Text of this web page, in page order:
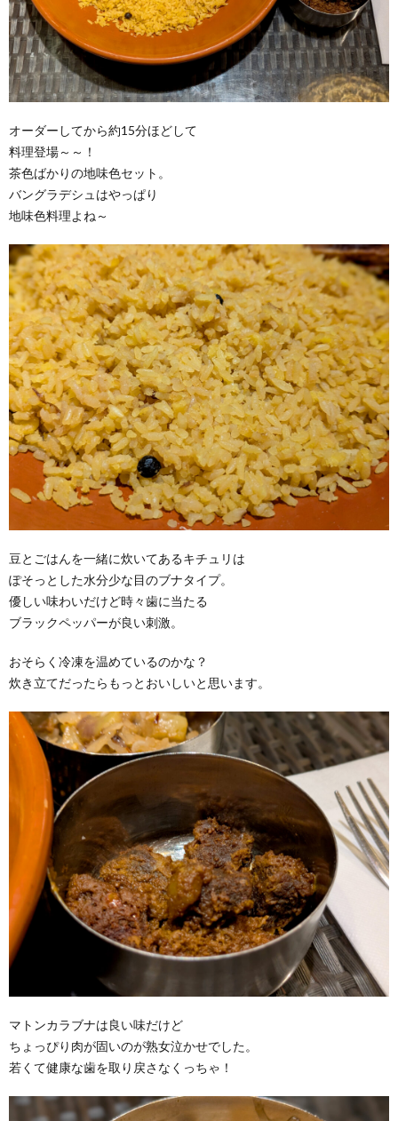
オーダーしてから約15分ほどして
料理登場～～！
茶色ばかりの地味色セット。
バングラデシュはやっぱり
地味色料理よね～
豆とごはんを一緒に炊いてあるキチュリは
ぽそっとした水分少な目のブナタイプ。
優しい味わいだけど時々歯に当たる
ブラックペッパーが良い刺激。
おそらく冷凍を温めているのかな？
炊き立てだったらもっとおいしいと思います。
マトンカラブナは良い味だけど
ちょっぴり肉が固いのが熟女泣かせでした。
若くて健康な歯を取り戻さなくっちゃ！